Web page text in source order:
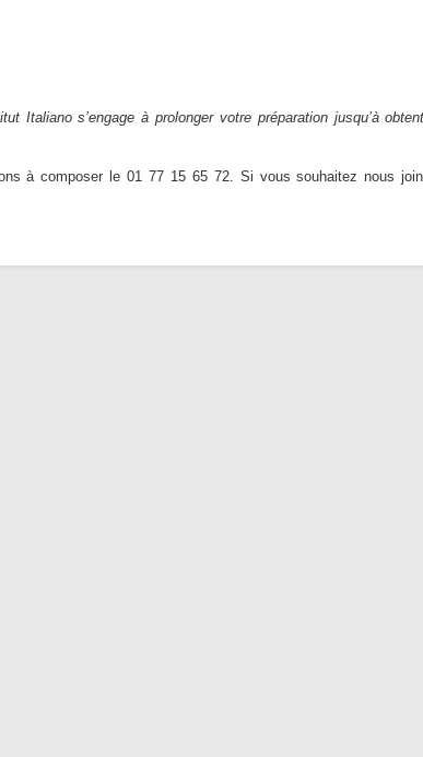
Italiano s’engage à prolonger votre préparation jusqu’à
à composer le 01 77 15 65 72. Si vous souhaitez nous